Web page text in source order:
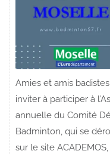
Amies et amis
inviter à participer à
annuelle du Comité
Badminton, qui se
sur le site